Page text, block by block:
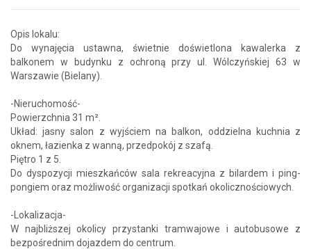
Opis lokalu:
Do wynajęcia ustawna, świetnie doświetlona kawalerka z
balkonem w budynku z ochroną przy ul. Wólczyńskiej 63 w
Warszawie (Bielany).
-Nieruchomość-
Powierzchnia 31 m².
Układ: jasny salon z wyjściem na balkon, oddzielna kuchnia z
oknem, łazienka z wanną, przedpokój z szafą.
Piętro 1 z 5.
Do dyspozycji mieszkańców sala rekreacyjna z bilardem i ping-
pongiem oraz możliwość organizacji spotkań okolicznościowych.
-Lokalizacja-
W najbliższej okolicy przystanki tramwajowe i autobusowe z
bezpośrednim dojazdem do centrum.